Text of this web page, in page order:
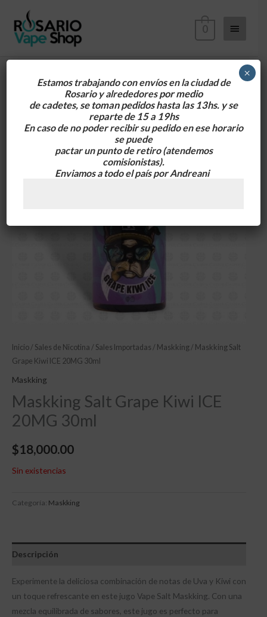
contenido
0
Inicio/ Sales de Nicotina / Sales Importadas / Maskking/ Maskking Salt
Grape Kiwi ICE 20MG 30ml
Maskking
Maskking Salt Grape Kiwi ICE
20MG 30ml
$18,000.00
Sin existencias
Categoría: Maskking
Descripción
Experimente la deliciosa combinación de notas de Uva y Kiwi con
un toque refrescante en este jugo Vape Salt Maskking. Con una
mezcla equilibrada de sabores, este jugo es perfecto para
Estamos trabajando con envíos en la ciudad de
Rosario y alrededorespor medio
de cadetes, se toman pedidos hasta las 13hs. y se
reparte de 15 a 19hs
En caso de no poder recibir su pedido en ese horario
se puede
pactar un punto de retiro(atendemos
comisionistas).
Enviamos a todo el país por Andreani
×